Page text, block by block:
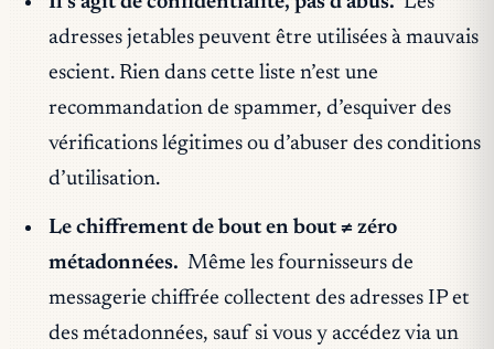
adresses jetables peuvent être utilisées à mauvais
escient. Rien dans cette liste n’est une
recommandation de spammer, d’esquiver des
vérifications légitimes ou d’abuser des conditions
d’utilisation.
Le chiffrement de bout en bout ≠ zéro
métadonnées. Même les fournisseurs de
messagerie chiffrée collectent des adresses IP et
des métadonnées, sauf si vous y accédez via un